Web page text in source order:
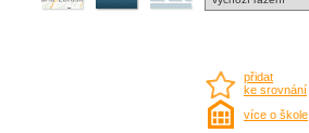
přidat
ke srovnání
více o škole